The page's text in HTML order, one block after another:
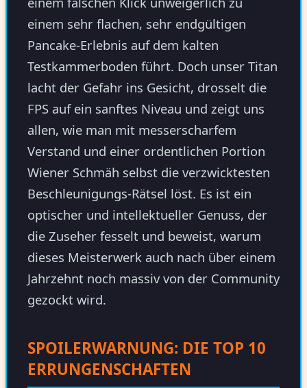
einem sehr flachen, sehr endgültigen
Pancake-Erlebnis auf dem kalten
Testkammerboden führt. Doch unser Titan
lacht der Gefahr ins Gesicht, drosselt die
FPS auf ein sanftes Niveau und zeigt uns
allen, wie man mit messerscharfem
Verstand und einer ordentlichen Portion
Wiener Schmäh selbst die verzwicktesten
Beschleunigungs-Rätsel löst. Es ist ein
optischer und intellektueller Genuss, der
die Zuseher fesselt und beweist, warum
dieses Meisterwerk auch nach über einem
Jahrzehnt noch massiv von der Community
gezockt wird.
SPOILERWARNUNG: DIE TOP 10
ERRUNGENSCHAFTEN